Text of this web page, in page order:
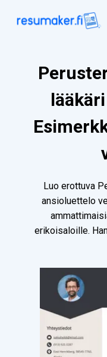
Luo erottuva
ansioluettelo
erikoisaloille.